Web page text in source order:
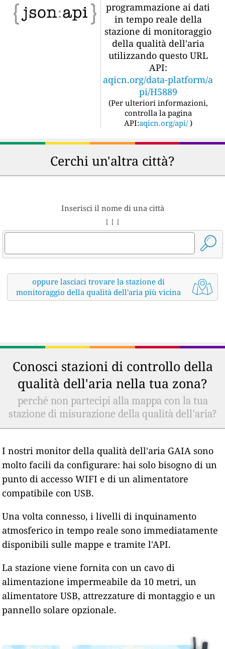
programmazione ai dati
in tempo reale della
stazione di monitoraggio
della qualità dell'aria
utilizzando questo URL
API:
aqicn.org/data-platform/a
pi/H5889
(Per ulteriori informazioni,
controlla la pagina
API:aqicn.org/api/ )
Cerchi un'altra città?
Inserisci il nome di una città
↓ ↓ ↓
oppure lasciaci trovare la stazione di
monitoraggio della qualità dell'aria più vicina
Conosci stazioni di controllo della
qualità dell'aria nella tua zona?
perché non partecipi alla mappa con la tua
stazione di misurazione della qualità dell'aria?
I nostri monitor della qualità dell'aria GAIA sono
molto facili da configurare: hai solo bisogno di un
punto di accesso WIFI e di un alimentatore
compatibile con USB.
Una volta connesso, i livelli di inquinamento
atmosferico in tempo reale sono immediatamente
disponibili sulle mappe e tramite l'API.
La stazione viene fornita con un cavo di
alimentazione impermeabile da 10 metri, un
alimentatore USB, attrezzature di montaggio e un
pannello solare opzionale.